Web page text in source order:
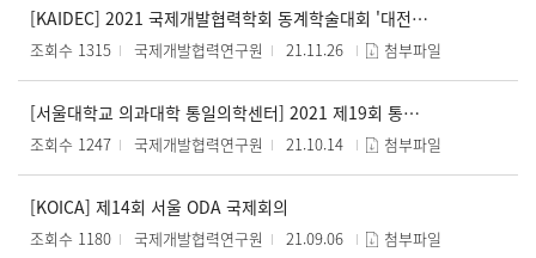
[KAIDEC] 2021 국제개발협력학회 동계학술대회 '대전환기 개발협력의 방향성'
조회수 1315 국제개발협력연구원 21.11.26 첨부파일
[서울대학교 의과대학 통일의학센터] 2021 제19회 통통 열린강좌
조회수 1247 국제개발협력연구원 21.10.14 첨부파일
[KOICA] 제14회 서울 ODA 국제회의
조회수 1180 국제개발협력연구원 21.09.06 첨부파일